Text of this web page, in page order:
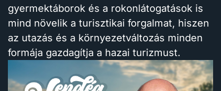
gyermektáborok és a rokonlátogatások is
mind növelik a turisztikai forgalmat, hiszen
az utazás és a környezetváltozás minden
formája gazdagítja a hazai turizmust.